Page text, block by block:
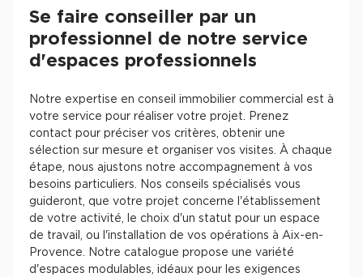
Se faire conseiller par un
professionnel de notre service
d'espaces professionnels
Notre expertise en conseil immobilier commercial est à
votre service pour réaliser votre projet. Prenez
contact pour préciser vos critères, obtenir une
sélection sur mesure et organiser vos visites. À chaque
étape, nous ajustons notre accompagnement à vos
besoins particuliers. Nos conseils spécialisés vous
guideront, que votre projet concerne l'établissement
de votre activité, le choix d'un statut pour un espace
de travail, ou l'installation de vos opérations à Aix-en-
Provence. Notre catalogue propose une variété
d'espaces modulables, idéaux pour les exigences